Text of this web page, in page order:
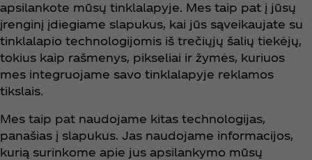
apsilankote mūsų tinklalapyje. Mes taip pat į jūsų
įrenginį įdiegiame slapukus, kai jūs sąveikaujate su
tinklalapio technologijomis iš trečiųjų šalių tiekėjų,
tokius kaip rašmenys, pikseliai ir žymės, kuriuos
mes integruojame savo tinklalapyje reklamos
tikslais.
Mes taip pat naudojame kitas technologijas,
panašias į slapukus. Jas naudojame informacijos,
kurią surinkome apie jus apsilankymo mūsų